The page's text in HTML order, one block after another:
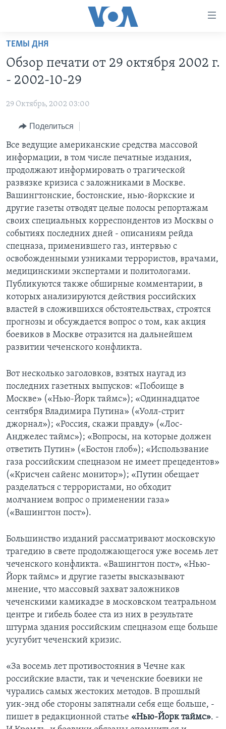
Перейти
основной
контент
навигации
Перейти
поиск
ГЛАВНОЕ
ПРОГРАММЫ
НОВОСТИ ЗА МИНУТУ
ИТОГИ
ПОЧЕМУ ЭТО ВАЖНО?
ДИСКУССИЯ VOA
ДЕТАЛИ
НЬЮ-ЙОРК NEW YORK
АМЕРИКА. БОЛЬШОЕ ПУТЕШЕСТВИЕ
УЧИМ АНГЛИЙСКИЙ
НАША АМЕРИКАНСКАЯ ИСТОРИЯ
А КАК В АМЕРИКЕ?
АРТЕФАКТЫ
АМЕРИКАНСКИЕ ГОРОДКИ
ТЕСТЫ
ЭКСПЕРТИЗА
ИНТЕРВЬЮ
ФАКТЫ ПРОТИВ ФЕЙКОВ
ЗА СВОБОДУ ПРЕССЫ
УЧИМ АНГЛИЙСКИЙ
ВИДЕО
ПОДПИСКА НА НОВОСТИ
Learning English
СОЦИАЛЬНЫЕ СЕТИ
Языки
ТЕМЫ ДНЯ
Обзор печати от 29 октября 2002 г.
- 2002-10-29
29 Октябрь, 2002 03:00
Поделиться
Все ведущие американские средства массовой
информации, в том числе печатные издания,
продолжают информировать о трагической
развязке кризиса с заложниками в Москве.
Вашингтонские, бостонские, нью-йоркские и
другие газеты отводят целые полосы репортажам
своих специальных корреспондентов из Москвы о
событиях последних дней - описаниям рейда
спецназа, применившего газ, интервью с
освобожденными узниками террористов, врачами,
медицинскими экспертами и политологами.
Публикуются также обширные комментарии, в
которых анализируются действия российских
властей в сложившихся обстоятельствах, строятся
прогнозы и обсуждается вопрос о том, как акция
боевиков в Москве отразится на дальнейшем
развитии чеченского конфликта.
Вот несколько заголовков, взятых наугад из
последних газетных выпусков: «Побоище в
Москве» («Нью-Йорк таймс»); «Одиннадцатое
сентября Владимира Путина» («Уолл-стрит
джорнал»); «Россия, скажи правду» («Лос-
Анджелес таймс»); «Вопросы, на которые должен
ответить Путин» («Бостон глоб»); «Использвание
газа российским спецназом не имеет прецедентов»
(«Крисчен сайенс монитор»); «Путин обещает
разделаться с террористами, но обходит
молчанием вопрос о применении газа»
(«Вашингтон пост»).
Большинство изданий рассматривают московскую
трагедию в свете продолжающегося уже восемь лет
чеченского конфликта. «Вашингтон пост», «Нью-
Йорк таймс» и другие газеты высказывают
мнение, что массовый захват заложников
чеченскими камикадзе в московском театральном
центре и гибель более ста из них в результате
штурма здания российским спецназом еще больше
усугубит чеченский кризис.
«За восемь лет противостояния в Чечне как
российские власти, так и чеченские боевики не
чурались самых жестоких методов. В прошлый
уик-энд обе стороны запятнали себя еще больше, -
пишет в редакционной статье «Нью-Йорк таймс». -